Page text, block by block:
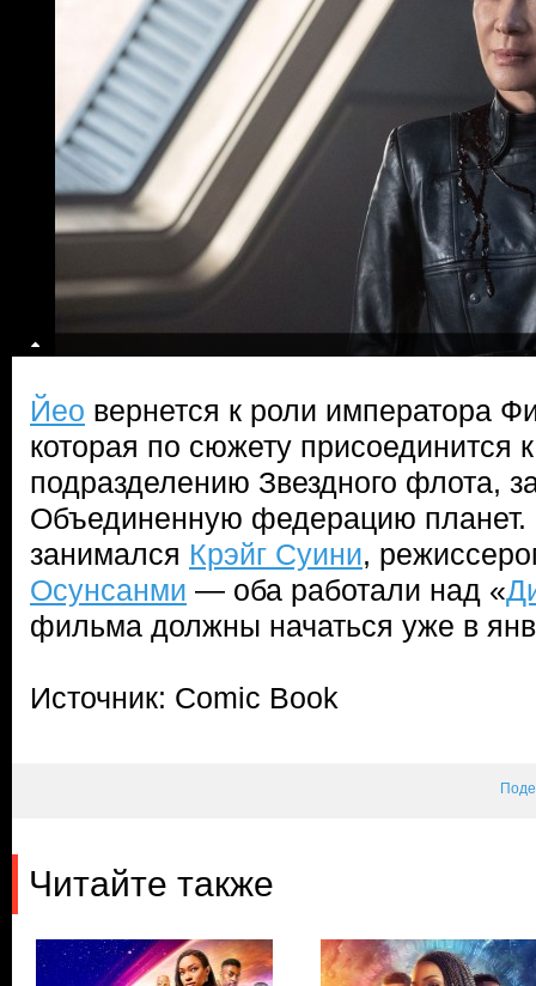
Йео вернется к роли императора
которая по сюжету присоединится
подразделению Звездного флота,
Объединенную федерацию
занимался Крэйг Суини,
Осунсанми — оба работали над «
фильма должны начаться уже в
Источник: Comic Book
Читайте также